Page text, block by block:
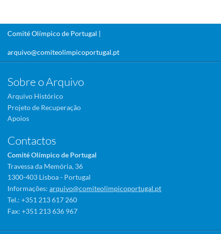
Comité Olímpico de Portugal |
arquivo@comiteolimpicoportugal.pt
Sobre o Arquivo
Arquivo Histórico
Projeto de Recuperação
Apoios
Contactos
Comité Olímpico de Portugal
Travessa da Memória, 36
1300-403 Lisboa - Portugal
Informações: arquivo@comiteolimpicoportugal.pt
Tel.: +351 213 617 260
Fax: +351 213 636 967